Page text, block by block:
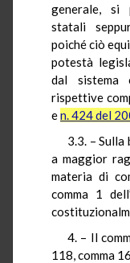
generale, si
statali
poiché ciò
potestà
dal sistema
rispettive
en. 424 del
3.3. –
a maggior
materia di
comma 1
4. – Il
118, comma